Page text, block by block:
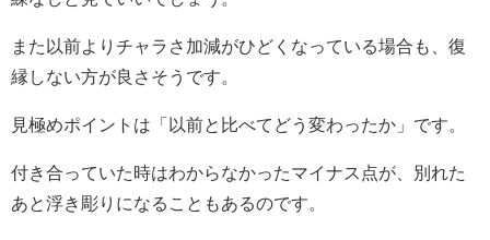
また以前よりチャラさ加減がひどくなっている場合も、復
縁しない方が良さそうです。
見極めポイントは「以前と比べてどう変わったか」です。
付き合っていた時はわからなかったマイナス点が、別れた
あと浮き彫りになることもあるのです。